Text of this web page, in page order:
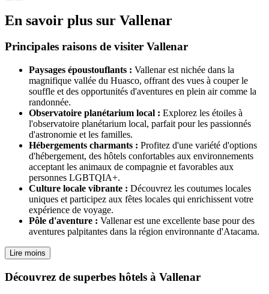
En savoir plus sur Vallenar
Principales raisons de visiter Vallenar
Paysages époustouflants : Vallenar est nichée dans la
magnifique vallée du Huasco, offrant des vues à couper le
souffle et des opportunités d'aventures en plein air comme la
randonnée.
Observatoire planétarium local : Explorez les étoiles à
l'observatoire planétarium local, parfait pour les passionnés
d'astronomie et les familles.
Hébergements charmants : Profitez d'une variété d'options
d'hébergement, des hôtels confortables aux environnements
acceptant les animaux de compagnie et favorables aux
personnes LGBTQIA+.
Culture locale vibrante : Découvrez les coutumes locales
uniques et participez aux fêtes locales qui enrichissent votre
expérience de voyage.
Pôle d'aventure : Vallenar est une excellente base pour des
aventures palpitantes dans la région environnante d'Atacama.
Lire moins
Découvrez de superbes hôtels à Vallenar